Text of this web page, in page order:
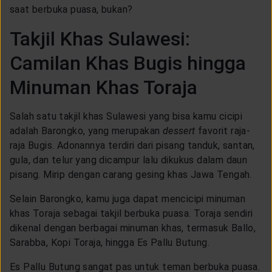
saat berbuka puasa, bukan?
Takjil Khas Sulawesi:
Camilan Khas Bugis hingga
Minuman Khas Toraja
Salah satu takjil khas Sulawesi yang bisa kamu cicipi
adalah Barongko, yang merupakan dessert favorit raja-
raja Bugis. Adonannya terdiri dari pisang tanduk, santan,
gula, dan telur yang dicampur lalu dikukus dalam daun
pisang. Mirip dengan carang gesing khas Jawa Tengah.
Selain Barongko, kamu juga dapat mencicipi minuman
khas Toraja sebagai takjil berbuka puasa. Toraja sendiri
dikenal dengan berbagai minuman khas, termasuk Ballo,
Sarabba, Kopi Toraja, hingga Es Pallu Butung.
Es Pallu Butung sangat pas untuk teman berbuka puasa.